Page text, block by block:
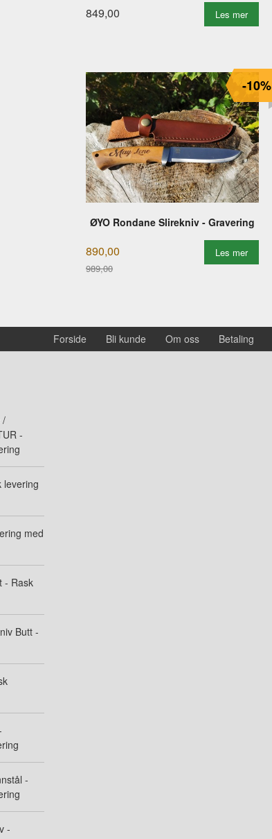
849,00 Les mer
ØYO Rondane Slirekniv - Gravering
890,00
989,00
-10%
Les mer
Forside Bli kunde Om oss Betaling
/
-
levering
med
- Rask
Butt -
-
-